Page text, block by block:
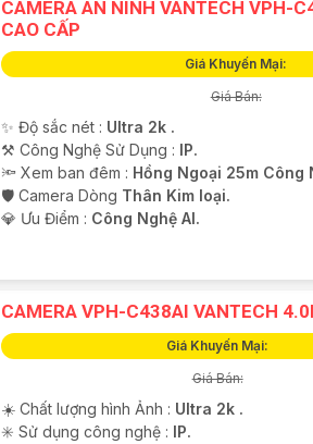
CAMERA AN NINH VANTECH VPH-
CAO CẤP
Giá Khuyến Mại:
Giá Bán:
✨ Độ sắc nét : Ultra 2k .
⚒ Công Nghệ Sử Dụng :
IP.
🔦 Xem ban đêm : Hồng Ngoại 25m Công
🛡 Camera Dòng Thân Kim loại.
️💎 Ưu Điểm : Công Nghệ AI.
CAMERA VPH-C438AI VANTECH
Giá Khuyến Mại:
Giá Bán:
☀️ Chất lượng hình Ảnh : Ultra 2k .
✳️ Sử dụng công nghệ :
IP.